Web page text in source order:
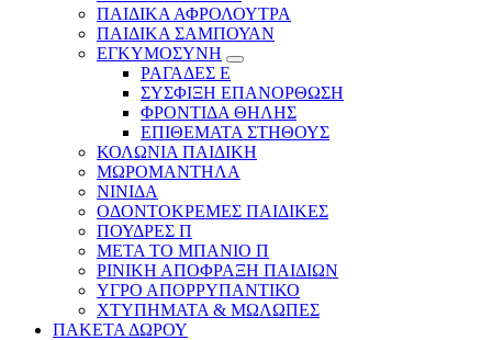
ΠΑΙΔΙΚΑ ΑΦΡΟΛΟΥΤΡΑ
ΠΑΙΔΙΚΑ ΣΑΜΠΟΥΑΝ
ΕΓΚΥΜΟΣΥΝΗ
ΡΑΓΑΔΕΣ Ε
ΣΥΣΦΙΞΗ ΕΠΑΝΟΡΘΩΣΗ
ΦΡΟΝΤΙΔΑ ΘΗΛΗΣ
ΕΠΙΘΕΜΑΤΑ ΣΤΗΘΟΥΣ
ΚΟΛΩΝΙΑ ΠΑΙΔΙΚΗ
ΜΩΡΟΜΑΝΤΗΛΑ
ΝΙΝΙΔΑ
ΟΔΟΝΤΟΚΡΕΜΕΣ ΠΑΙΔΙΚΕΣ
ΠΟΥΔΡΕΣ Π
ΜΕΤΑ ΤΟ ΜΠΑΝΙΟ Π
ΡΙΝΙΚΗ ΑΠΟΦΡΑΞΗ ΠΑΙΔΙΩΝ
ΥΓΡΟ ΑΠΟΡΡΥΠΑΝΤΙΚΟ
ΧΤΥΠΗΜΑΤΑ & ΜΩΛΩΠΕΣ
ΠΑΚΕΤΑ ΔΩΡΟΥ